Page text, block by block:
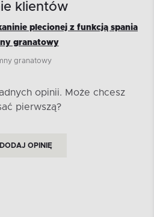
klientów
plecionej z funkcją spania
granatowy
granatowy
opinii. Może chcesz
pierwszą?
DODAJ OPINIĘ